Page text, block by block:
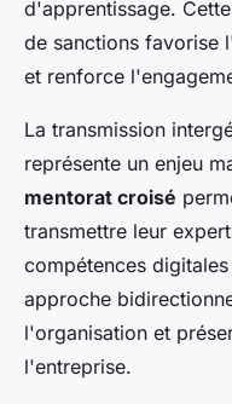
d'apprentissage.
de sanctions favorise
et renforce
La transmission
représente un enjeu
mentorat croisé
transmettre leur
compétences
approche
l'organisation et
l'entreprise.